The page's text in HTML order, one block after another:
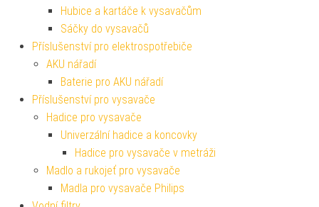
Hubice a kartáče k vysavačům
Sáčky do vysavačů
Příslušenství pro elektrospotřebiče
AKU nářadí
Baterie pro AKU nářadí
Příslušenství pro vysavače
Hadice pro vysavače
Univerzální hadice a koncovky
Hadice pro vysavače v metráži
Madlo a rukojeť pro vysavače
Madla pro vysavače Philips